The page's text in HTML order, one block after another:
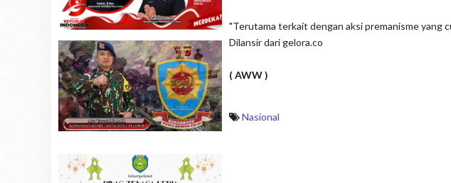
"Terutama terkait dengan aksi premanisme yang
Dilansir dari gelora.co
( AWW )
Nasional